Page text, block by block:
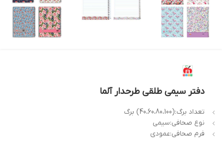
دفتر سیمی طلقی طرحدار آلما
تعداد برگ:(40،60،80،100) برگ
نوع صحافی:سیمی
فرم صحافی:عمودی